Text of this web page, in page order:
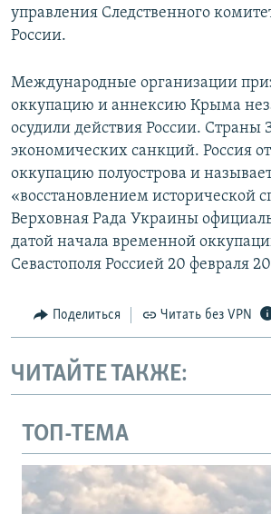
управления Следственного
России.
Международные организации
оккупацию и аннексию Крыма
осудили действия России. Страны
экономических санкций. Россия
оккупацию полуострова и
«восстановлением исторической
Верховная Рада Украины
датой начала временной
Севастополя Россией 20 февраля
Поделиться Читать без VPN
ЧИТАЙТЕ ТАКЖЕ:
ТОП-ТЕМА